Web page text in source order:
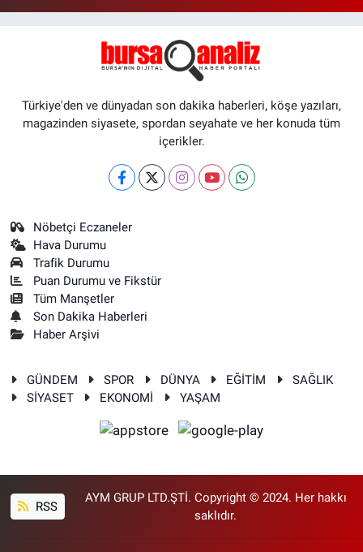
Türkiye'den ve dünyadan son dakika haberleri, köşe yazıları,
magazinden siyasete, spordan seyahate ve her konuda tüm
içerikler.
Nöbetçi Eczaneler
Hava Durumu
Trafik Durumu
Puan Durumu ve Fikstür
Tüm Manşetler
Son Dakika Haberleri
Haber Arşivi
GÜNDEM SPOR DÜNYA EĞİTİM
SAĞLIK
SİYASET
EKONOMİ YAŞAM
RSS
AYM GRUP LTD.ŞTİ. Copyright © 2024. Her hakkı
saklıdır.